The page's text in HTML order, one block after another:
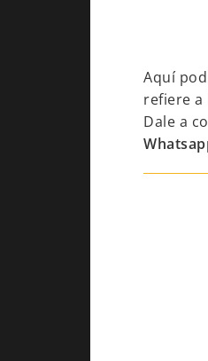
Aquí
refiere a
Dale a